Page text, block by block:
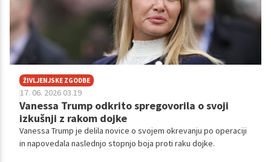
ŽIVLJENJSKE ZGODBE
17. 06. 2026 03.19
Vanessa Trump odkrito spregovorila o svoji
izkušnji z rakom dojke
Vanessa Trump je delila novice o svojem okrevanju po operaciji
in napovedala naslednjo stopnjo boja proti raku dojke.